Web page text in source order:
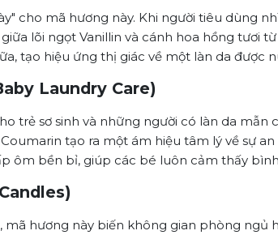
cho mã hương này. Khi người tiêu dùng
lõi ngọt Vanillin và cánh hoa hồng tươi
tạo hiệu ứng thị giác về một làn da được
Laundry Care)
trẻ sơ sinh và những người có làn da mẫn
tạo ra một ám hiệu tâm lý về sự
ôm bền bỉ, giúp các bé luôn cảm thấy
mã hương này biến không gian phòng